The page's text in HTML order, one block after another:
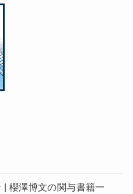
| 櫻澤博文の関与書籍一